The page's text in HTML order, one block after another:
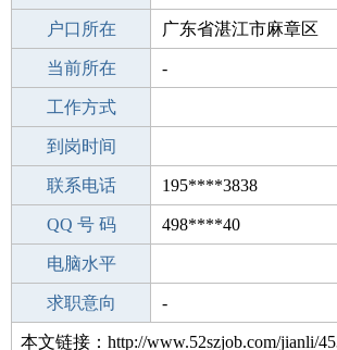
毕业学校 葫芦岛风华中学
户口所在 广东省湛江市麻章区
所学专业 -
当前所在 -
工作经验
工作方式
驾 照
到岗时间
期望月薪
联系电话 195****3838
手机号码 195****3838
QQ 号 码 498****40
微信号码
电脑水平
外语水平
求职意向 -
本文链接：http://www.52szjob.com/jianli/